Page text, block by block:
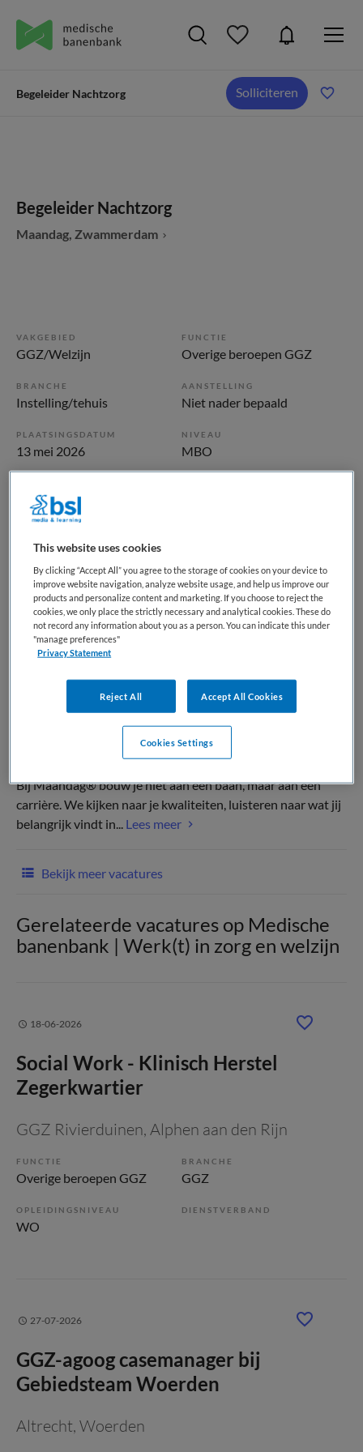
Begeleider Nachtzorg Solliciteren
Begeleider Nachtzorg
Maandag, Zwammerdam
VAKGEBIED
GGZ/Welzijn
FUNCTIE
Overige beroepen GGZ
BRANCHE
Instelling/tehuis
AANSTELLING
Niet nader bepaald
PLAATSINGSDATUM
13 mei 2026
NIVEAU
MBO
Ervaren
Vacature niet beschikbaar
Deze vacature Begeleider Nachtzorg bij Maandag is niet
meer actueel. Hieronder staan enkele vergelijkbare
vacatures die voor u wellicht interessant zijn.
Bij Maandag® bouw je niet aan een baan, maar aan een
carrière. We kijken naar je kwaliteiten, luisteren naar wat jij
belangrijk vindt in... Lees meer
Bekijk meer vacatures
Gerelateerde vacatures op Medische
banenbank | Werk(t) in zorg en welzijn
18-06-2026
Social Work - Klinisch Herstel
Zegerkwartier
GGZ Rivierduinen, Alphen aan den Rijn
FUNCTIE
Overige beroepen GGZ
BRANCHE
GGZ
OPLEIDINGSNIVEAU
WO
DIENSTVERBAND
27-07-2026
GGZ-agoog casemanager bij
Gebiedsteam Woerden
Altrecht, Woerden
This website uses cookies
By clicking “Accept All” you agree to the storage of cookies on your device to
improve website navigation, analyze website usage, and help us improve our
products and personalize content and marketing. If you choose to reject the
cookies, we only place the strictly necessary and analytical cookies. These do
not record any information about you as a person. You can indicate this under
"manage preferences"
Privacy Statement
Reject All Accept All Cookies
Cookies Settings